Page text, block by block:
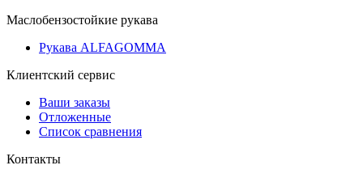
Маслобензостойкие рукава
Рукава ALFAGOMMA
Клиентский сервис
Ваши заказы
Отложенные
Список сравнения
Контакты